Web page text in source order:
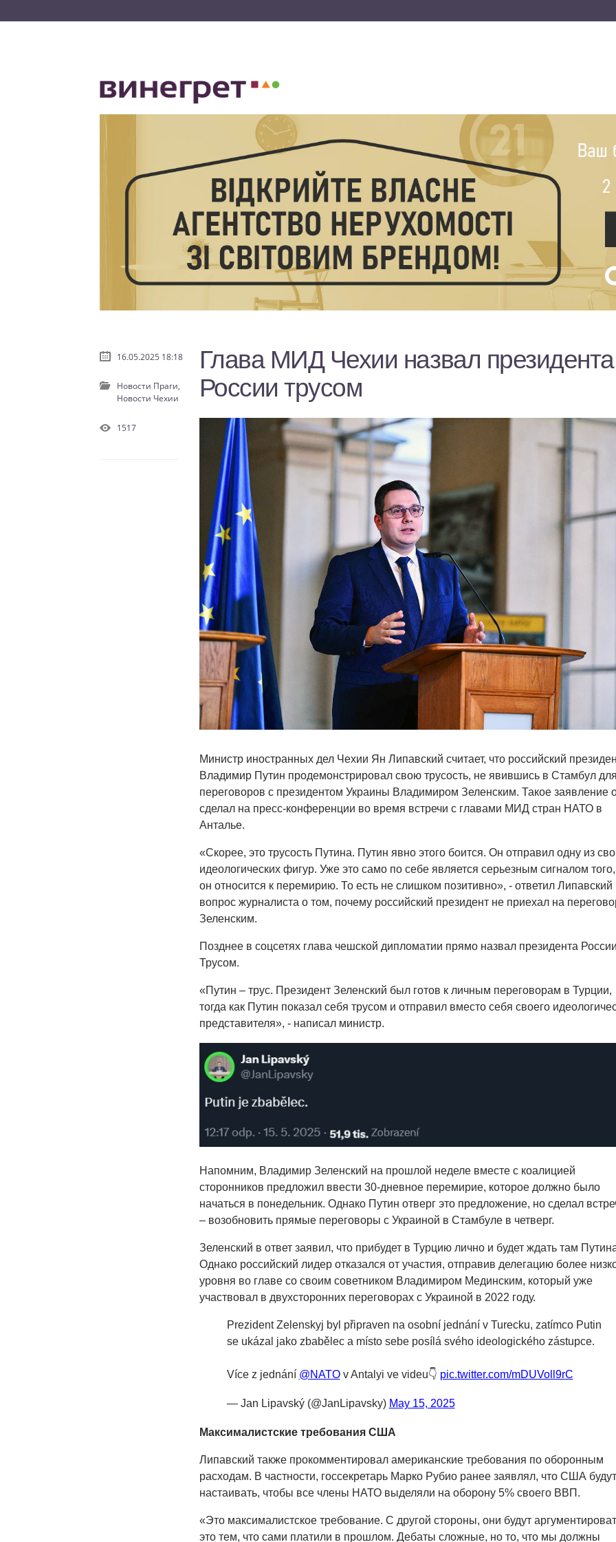
Глава МИД Чехии назвал президента
России трусом
Министр иностранных дел Чехии Ян Липавский считает, что российский
Владимир Путин продемонстрировал свою трусость, не явившись в Стамбул для
переговоров с президентом Украины Владимиром Зеленским. Такое заявление
сделал на пресс-конференции во время встречи с главами МИД стран НАТО в
Анталье.
«Скорее, это трусость Путина. Путин явно этого боится. Он отправил одну из
идеологических фигур. Уже это само по себе является серьезным сигналом того,
он относится к перемирию. То есть не слишком позитивно», - ответил Липавский
вопрос журналиста о том, почему российский президент не приехал на
Зеленским.
Позднее в соцсетях глава чешской дипломатии прямо назвал президента России
Трусом.
«Путин – трус. Президент Зеленский был готов к личным переговорам в Турции,
тогда как Путин показал себя трусом и отправил вместо себя своего
представителя», - написал министр.
Напомним, Владимир Зеленский на прошлой неделе вместе с коалицией
сторонников предложил ввести 30-дневное перемирие, которое должно было
начаться в понедельник. Однако Путин отверг это предложение, но сделал
– возобновить прямые переговоры с Украиной в Стамбуле в четверг.
Зеленский в ответ заявил, что прибудет в Турцию лично и будет ждать там
Однако российский лидер отказался от участия, отправив делегацию более
уровня во главе со своим советником Владимиром Мединским, который уже
участвовал в двухсторонних переговорах с Украиной в 2022 году.
Prezident Zelenskyj byl připraven na osobní jednání v Turecku, zatímco Putin
se ukázal jako zbabělec a místo sebe posílá svého ideologického zástupce.
Více z jednání @NATOv Antalyi ve videu👇 pic.twitter.com/mDUVoll9rC
— Jan Lipavský (@JanLipavsky) May 15, 2025
Максималистские требования США
Липавский также прокомментировал американские требования по оборонным
расходам. В частности, госсекретарь Марко Рубио ранее заявлял, что США будут
настаивать, чтобы все члены НАТО выделяли на оборону 5% своего ВВП.
«Это максималистское требование. С другой стороны, они будут
это тем, что сами платили в прошлом. Дебаты сложные, но то, что мы должны
16.05.2025 18:18
Новости Праги,
Новости Чехии
1517